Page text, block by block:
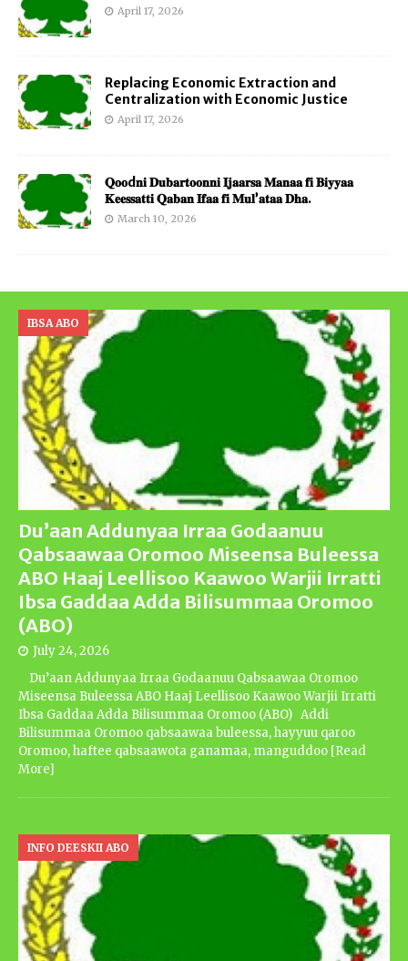
April 17, 2026
Replacing Economic Extraction and
Centralization with Economic Justice
April 17, 2026
𝐐𝐨𝐨d𝐧𝐢 𝐃𝐮𝐛𝐚𝐫𝐭𝐨𝐨𝐧𝐧𝐢 𝐈𝐣𝐚𝐚𝐫𝐬𝐚 𝐌𝐚𝐧𝐚𝐚 𝐟𝐢 𝐁𝐢𝐲𝐲𝐚𝐚
𝐊𝐞𝐞𝐬𝐬𝐚𝐭𝐭𝐢 𝐐𝐚𝐛𝐚𝐧 𝐈𝐟𝐚𝐚 𝐟𝐢 𝐌𝐮𝐥’𝐚𝐭𝐚𝐚 𝐃𝐡𝐚.
March 10, 2026
Du’aan Addunyaa Irraa Godaanuu
Qabsaawaa Oromoo Miseensa Buleessa
ABO Haaj Leellisoo Kaawoo Warjii Irratti
Ibsa Gaddaa Adda Bilisummaa Oromoo
(ABO)
IBSA ABO
July 24, 2026
Du’aan Addunyaa Irraa Godaanuu Qabsaawaa Oromoo
Miseensa Buleessa ABO Haaj Leellisoo Kaawoo Warjii Irratti
Ibsa Gaddaa Adda Bilisummaa Oromoo (ABO) Addi
Bilisummaa Oromoo qabsaawaa buleessa, hayyuu qaroo
Oromoo, haftee qabsaawota ganamaa, manguddoo [Read
More]
INFO DEESKII ABO